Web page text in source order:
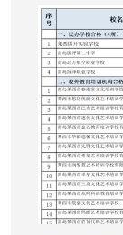
校举行。